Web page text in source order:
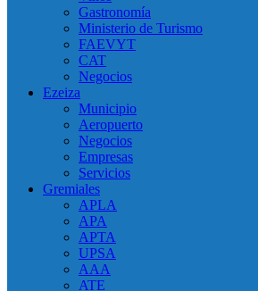
Gastronomía
Ministerio de Turismo
FAEVYT
CAT
Negocios
Ezeiza
Municipio
Aeropuerto
Negocios
Empresas
Servicios
Gremiales
APLA
APA
APTA
UPSA
AAA
ATE